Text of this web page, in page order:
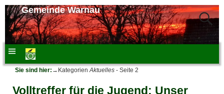
Gemeinde Warnau
Sie sind hier: →KategorienAktuelles - Seite 2
Volltreffer für die Jugend: Unser